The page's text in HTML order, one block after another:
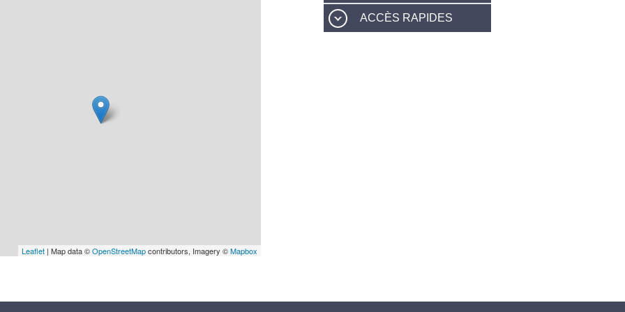
Leaflet | Map data ©OpenStreetMapcontributors, Imagery ©Mapbox
ACCÈS RAPIDES